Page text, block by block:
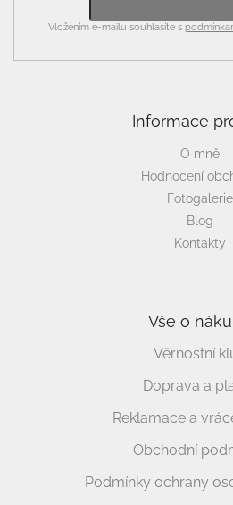
Vložením e-mailu souhlasíte s
Informace
O mně
Hodnocení
Fotogalerie
Blog
Kontakty
Vše o
Věrnostní
Doprava a
Reklamace a
Obchodní
Podmínky ochrany